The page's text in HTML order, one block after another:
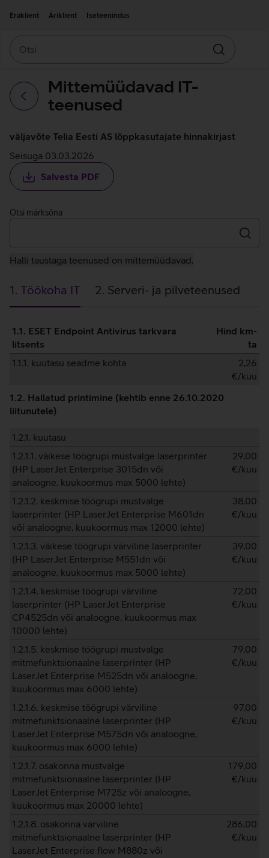
Eraklient
Äriklient Iseteenindus
Otsin
Tagasi
Mittemüüdavad IT-
teenused
väljavõte Telia Eesti AS lõppkasutajate hinnakirjast
Seisuga 03.03.2026
Salvesta PDF
Otsi märksõna
Otsin
Halli taustaga teenused on mittemüüdavad.
1. Töökoha IT 2. Serveri- ja pilveteenused
1.
Töökoha
IT
1.1. ESET Endpoint Antivirus tarkvara
litsents
Hind km-
ta
1.1.1. kuutasu seadme kohta
2,26
€/kuu
1.2. Hallatud printimine (kehtib enne 26.10.2020
liitunutele)
1.2.1. kuutasu
1.2.1.1. väikese töögrupi mustvalge laserprinter
(HP LaserJet Enterprise 3015dn või
analoogne, kuukoormus max 5000 lehte)
29,00
€/kuu
1.2.1.2. keskmise töögrupi mustvalge
laserprinter (HP LaserJet Enterprise M601dn
või analoogne, kuukoormus max 12000 lehte)
38,00
€/kuu
1.2.1.3. väikese töögrupi värviline laserprinter
(HP LaserJet Enterprise M551dn või
analoogne, kuukoormus max 5000 lehte)
39,00
€/kuu
1.2.1.4. keskmise töögrupi värviline
laserprinter (HP LaserJet Enterprise
CP4525dn või analoogne, kuukoormus max
10000 lehte)
72,00
€/kuu
1.2.1.5. keskmise töögrupi mustvalge
mitmefunktsionaalne laserprinter (HP
LaserJet Enterprise M525dn või analoogne,
kuukoormus max 6000 lehte)
79,00
€/kuu
1.2.1.6. keskmise töögrupi värviline
mitmefunktsionaalne laserprinter (HP
LaserJet Enterprise M575dn või analoogne,
kuukoormus max 6000 lehte)
97,00
€/kuu
1.2.1.7. osakonna mustvalge
mitmefunktsionaalne laserprinter (HP
LaserJet Enterprise M725z või analoogne,
kuukoormus max 20000 lehte)
179,00
€/kuu
1.2.1.8. osakonna värviline
mitmefunktsionaalne laserprinter (HP
LaserJet Enterprise flow M880z või
286,00
€/kuu